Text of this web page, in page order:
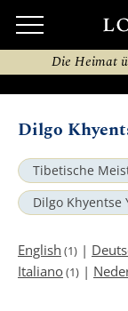
Die Heimat
Dilgo
Tibetische
Dilgo Khyentse
English (1) |
Italiano(1) |